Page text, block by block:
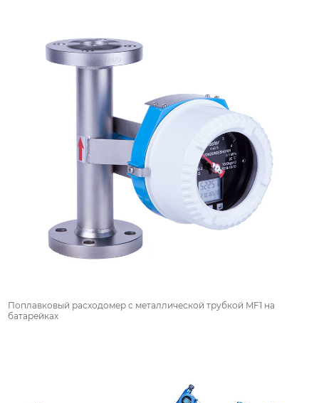
Поплавковый расходомер с металлической трубкой MF1 на
батарейках